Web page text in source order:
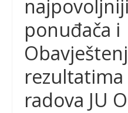
ponuđača i
rezultatima
radova JU